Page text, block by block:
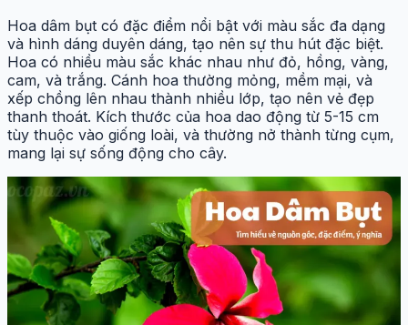
Hoa dâm bụt có đặc điểm nổi bật với màu sắc đa dạng
và hình dáng duyên dáng, tạo nên sự thu hút đặc biệt.
Hoa có nhiều màu sắc khác nhau như đỏ, hồng, vàng,
cam, và trắng. Cánh hoa thường mỏng, mềm mại, và
xếp chồng lên nhau thành nhiều lớp, tạo nên vẻ đẹp
thanh thoát. Kích thước của hoa dao động từ 5-15 cm
tùy thuộc vào giống loài, và thường nở thành từng cụm,
mang lại sự sống động cho cây.